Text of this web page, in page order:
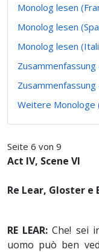
Monolog lesen
Monolog lesen
Monolog lesen
Zusammenfassung
Weitere Monologe
Seite 6 von 9
Act IV, Scene VI
Re Lear, Gloster e
RE LEAR: Che! sei
uomo può ben